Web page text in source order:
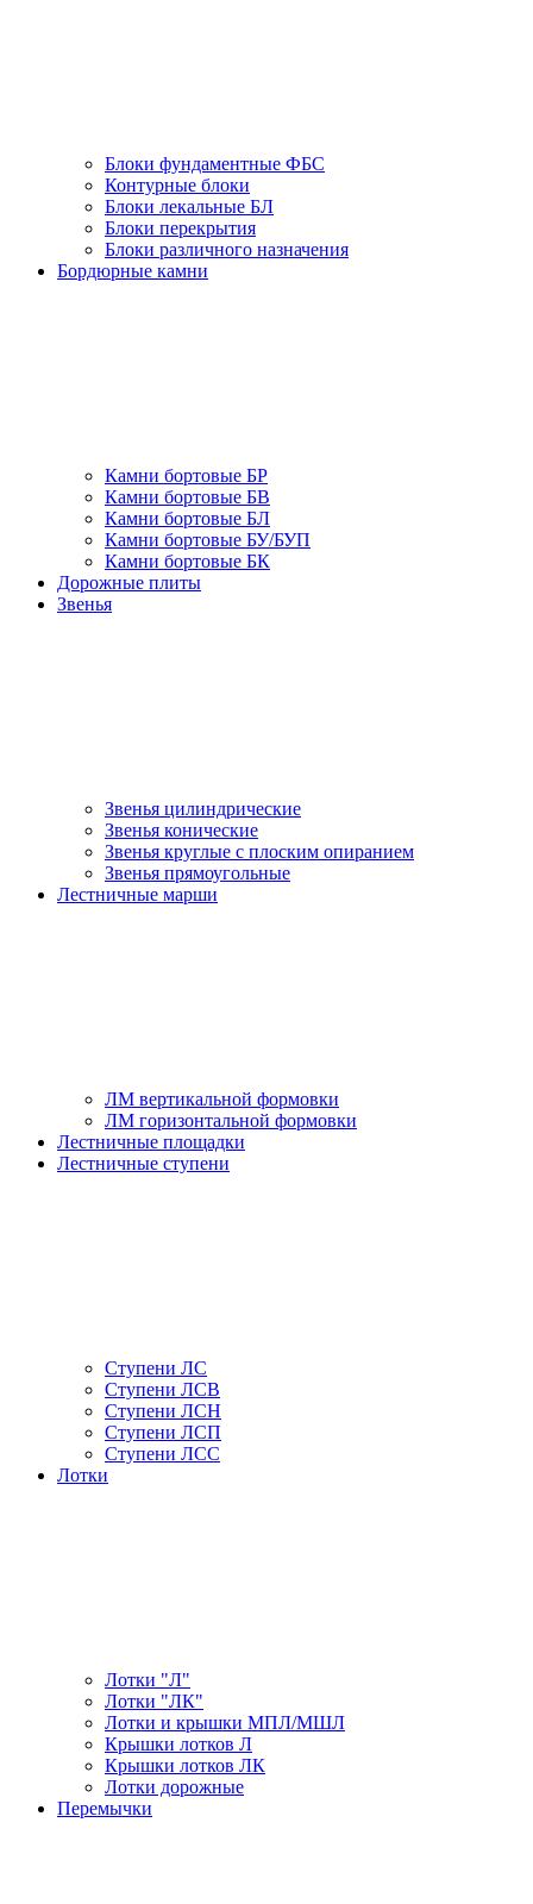
Блоки фундаментные ФБС
Контурные блоки
Блоки лекальные БЛ
Блоки перекрытия
Блоки различного назначения
Бордюрные камни
Камни бортовые БР
Камни бортовые БВ
Камни бортовые БЛ
Камни бортовые БУ/БУП
Камни бортовые БК
Дорожные плиты
Звенья
Звенья цилиндрические
Звенья конические
Звенья круглые с плоским опиранием
Звенья прямоугольные
Лестничные марши
ЛМ вертикальной формовки
ЛМ горизонтальной формовки
Лестничные площадки
Лестничные ступени
Ступени ЛС
Ступени ЛСВ
Ступени ЛСН
Ступени ЛСП
Ступени ЛСС
Лотки
Лотки "Л"
Лотки "ЛК"
Лотки и крышки МПЛ/МШЛ
Крышки лотков Л
Крышки лотков ЛК
Лотки дорожные
Перемычки